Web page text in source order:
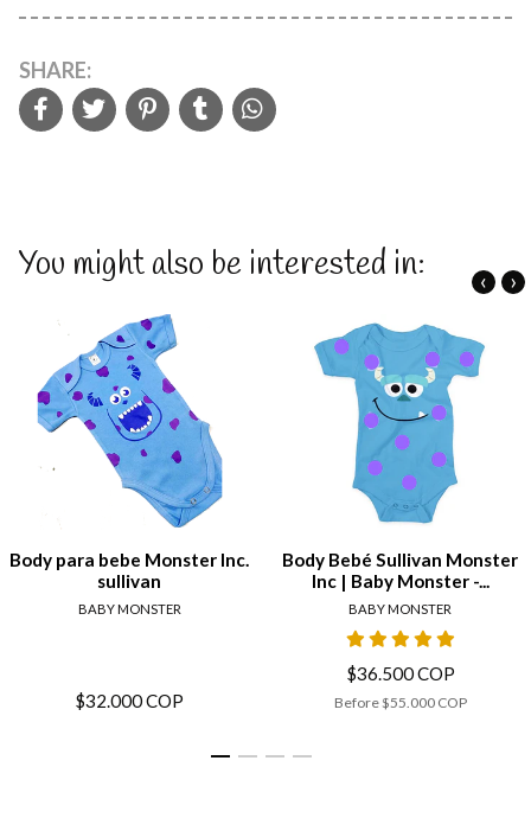
SHARE:
You might also be interested in:
Body para bebe Monster Inc.
sullivan
BABY MONSTER
$32.000 COP
Body Bebé Sullivan Monster
Inc | Baby Monster -...
BABY MONSTER
$36.500 COP
Before$55.000 COP
‹ ›